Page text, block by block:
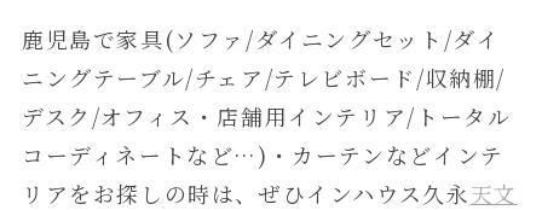
鹿児島で家具(ソファ/ダイニングセット/ダイ
ニングテーブル/チェア/テレビボード/収納棚/
デスク/オフィス・店舗用インテリア/トータル
コーディネートなど…)・カーテンなどインテ
リアをお探しの時は、ぜひインハウス久永天文